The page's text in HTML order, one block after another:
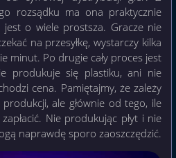
rozsądku ma ona praktycznie
jest o wiele prostsza. Gracze nie
na przesyłkę, wystarczy kilka
minut. Po drugie cały proces jest
produkuje się plastiku, ani nie
cena. Pamiętajmy, że zależy
ale głównie od tego, ile
Nie produkując płyt i nie
naprawdę sporo zaoszczędzić.